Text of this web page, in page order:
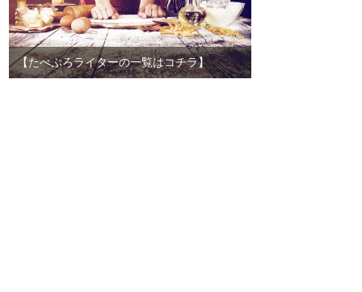
【たべぷろライターの一覧はコチラ】